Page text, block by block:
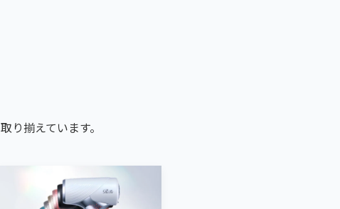
取り揃えています。